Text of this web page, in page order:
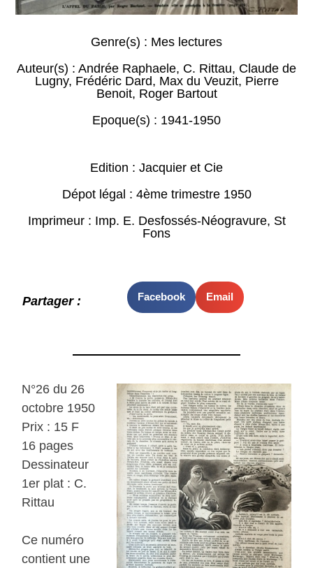
Genre(s) : Mes lectures
Auteur(s) : Andrée Raphaele, C. Rittau, Claude de
Lugny, Frédéric Dard, Max du Veuzit, Pierre
Benoit, Roger Bartout
Epoque(s) : 1941-1950
Edition : Jacquier et Cie
Dépot légal : 4ème trimestre 1950
Imprimeur : Imp. E. Desfossés-Néogravure, St
Fons
Partager : Facebook Email
N°26 du 26
octobre 1950
Prix : 15 F
16 pages
Dessinateur
1er plat : C.
Rittau
Ce numéro
contient une